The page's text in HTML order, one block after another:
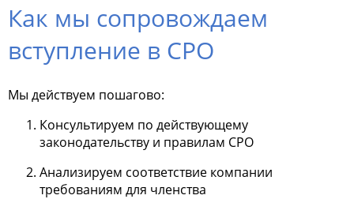
Как мы сопровождаем
вступление в СРО
Мы действуем пошагово:
Консультируем по действующему
законодательству и правилам СРО
Анализируем соответствие компании
требованиям для членства